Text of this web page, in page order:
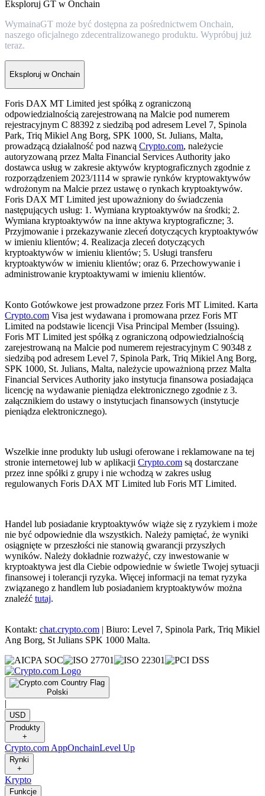
Eksploruj GT w Onchain
WymainaGT może być dostępna za pośrednictwem Onchain,
naszego oficjalnego zdecentralizowanego produktu. Wypróbuj już
teraz.
Eksploruj w Onchain
Foris DAX MT Limited jest spółką z ograniczoną
odpowiedzialnością zarejestrowaną na Malcie pod numerem
rejestracyjnym C 88392 z siedzibą pod adresem Level 7, Spinola
Park, Triq Mikiel Ang Borg, SPK 1000, St. Julians, Malta,
prowadzącą działalność pod nazwą Crypto.com, należycie
autoryzowaną przez Malta Financial Services Authority jako
dostawca usług w zakresie aktywów kryptograficznych zgodnie z
rozporządzeniem 2023/1114 w sprawie rynków kryptowaktywów
wdrożonym na Malcie przez ustawę o rynkach kryptoaktywów.
Foris DAX MT Limited jest upoważniony do świadczenia
następujących usług: 1. Wymiana kryptoaktywów na środki; 2.
Wymiana kryptoaktywów na inne aktywa kryptograficzne; 3.
Przyjmowanie i przekazywanie zleceń dotyczących kryptoaktywów
w imieniu klientów; 4. Realizacja zleceń dotyczących
kryptoaktywów w imieniu klientów; 5. Usługi transferu
kryptoaktywów w imieniu klientów; oraz 6. Przechowywanie i
administrowanie kryptoaktywami w imieniu klientów.
Konto Gotówkowe jest prowadzone przez Foris MT Limited. Karta
Crypto.com Visa jest wydawana i promowana przez Foris MT
Limited na podstawie licencji Visa Principal Member (Issuing).
Foris MT Limited jest spółką z ograniczoną odpowiedzialnością
zarejestrowaną na Malcie pod numerem rejestracyjnym C 90348 z
siedzibą pod adresem Level 7, Spinola Park, Triq Mikiel Ang Borg,
SPK 1000, St. Julians, Malta, należycie upoważnioną przez Malta
Financial Services Authority jako instytucja finansowa posiadająca
licencję na wydawanie pieniądza elektronicznego zgodnie z 3.
załącznikiem do ustawy o instytucjach finansowych (instytucje
pieniądza elektronicznego).
Wszelkie inne produkty lub usługi oferowane i reklamowane na tej
stronie internetowej lub w aplikacji Crypto.com są dostarczane
przez inne spółki z grupy i nie wchodzą w zakres usług
regulowanych Foris DAX MT Limited lub Foris MT Limited.
Handel lub posiadanie kryptoaktywów wiąże się z ryzykiem i może
nie być odpowiednie dla wszystkich. Należy pamiętać, że wyniki
osiągnięte w przeszłości nie stanowią gwarancji przyszłych
wyników. Należy dokładnie rozważyć, czy inwestowanie w
kryptoaktywa jest dla Ciebie odpowiednie w świetle Twojej sytuacji
finansowej i tolerancji ryzyka. Więcej informacji na temat ryzyka
związanego z handlem lub posiadaniem kryptoaktywów można
znaleźć tutaj.
Kontakt: chat.crypto.com | Biuro: Level 7, Spinola Park, Triq Mikiel
Ang Borg, St Julians SPK 1000 Malta.
Polski
|
USD
Produkty
+
Crypto.com AppOnchainLevel Up
Rynki
+
Krypto
Funkcje